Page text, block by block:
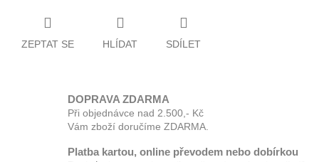
ZEPTAT SE HLÍDAT SDÍLET
DOPRAVA ZDARMA
Při objednávce nad 2.500,- Kč
Vám zboží doručíme ZDARMA.
Platba kartou, online převodem nebo dobírkou